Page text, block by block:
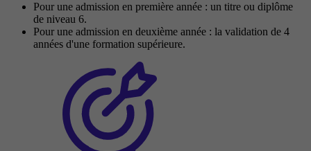
Pour une admission en première année : un titre ou diplôme
de niveau 6.
Pour une admission en deuxième année : la validation de 4
années d'une formation supérieure.